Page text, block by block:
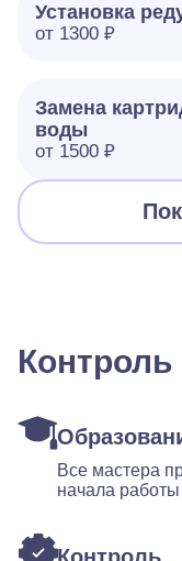
Установка
от 1300 ₽
Замена
воды
от 1500 ₽
Все мастера
начала работы